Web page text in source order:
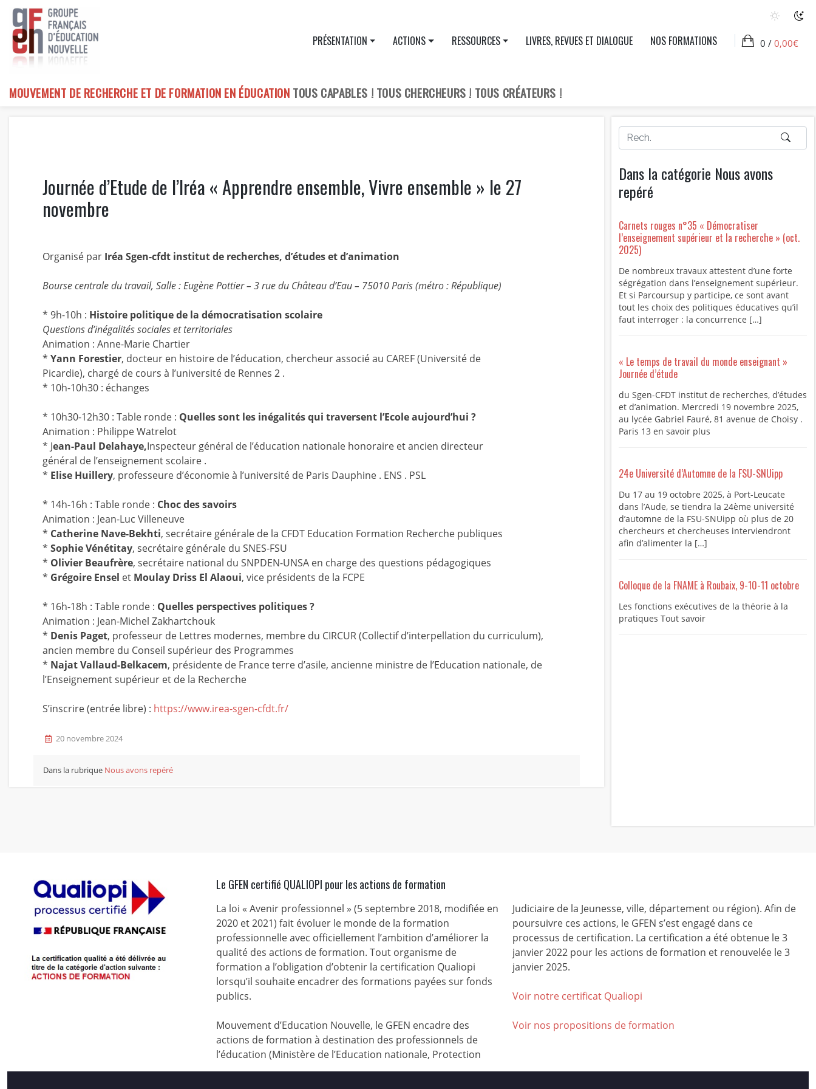
Skip
content
MOUVEMENT DE RECHERCHE ET DE FORMATION EN ÉDUCATION TOUS CAPABLES ! TOUS CHERCHEURS ! TOUS CRÉATEURS !
PRÉSENTATION ACTIONS RESSOURCES LIVRES, REVUES ET DIALOGUE NOS FORMATIONS 0 / 0,00€
Journée d’Etude de l’Iréa « Apprendre ensemble, Vivre ensemble » le 27
novembre
Organisé par Iréa Sgen-cfdt institut de recherches, d’études et d’animation
Bourse centrale du travail, Salle : Eugène Pottier – 3 rue du Château d’Eau – 75010 Paris (métro : République)
* 9h-10h : Histoire politique de la démocratisation scolaire
Questions d’inégalités sociales et territoriales
Animation : Anne-Marie Chartier
* Yann Forestier, docteur en histoire de l’éducation, chercheur associé au CAREF (Université de
Picardie), chargé de cours à l’université de Rennes 2 .
* 10h-10h30 : échanges
* 10h30-12h30 : Table ronde : Quelles sont les inégalités qui traversent l’Ecole aujourd’hui ?
Animation : Philippe Watrelot
* Jean-Paul Delahaye,Inspecteur général de l’éducation nationale honoraire et ancien directeur
général de l’enseignement scolaire .
* Elise Huillery, professeure d’économie à l’université de Paris Dauphine . ENS . PSL
* 14h-16h : Table ronde : Choc des savoirs
Animation : Jean-Luc Villeneuve
* Catherine Nave-Bekhti, secrétaire générale de la CFDT Education Formation Recherche publiques
* Sophie Vénétitay, secrétaire générale du SNES-FSU
* Olivier Beaufrère, secrétaire national du SNPDEN-UNSA en charge des questions pédagogiques
* Grégoire Ensel et Moulay Driss El Alaoui, vice présidents de la FCPE
* 16h-18h : Table ronde : Quelles perspectives politiques ?
Animation : Jean-Michel Zakhartchouk
* Denis Paget, professeur de Lettres modernes, membre du CIRCUR (Collectif d’interpellation du curriculum),
ancien membre du Conseil supérieur des Programmes
* Najat Vallaud-Belkacem, présidente de France terre d’asile, ancienne ministre de l’Education nationale, de
l’Enseignement supérieur et de la Recherche
S’inscrire (entrée libre) : https://www.irea-sgen-cfdt.fr/
20 novembre 2024
Dans la rubrique Nous avons repéré
Dans la catégorie Nous avons
repéré
Carnets rouges n°35 « Démocratiser
l’enseignement supérieur et la recherche » (oct.
2025)
De nombreux travaux attestent d’une forte
ségrégation dans l’enseignement supérieur.
Et si Parcoursup y participe, ce sont avant
tout les choix des politiques éducatives qu’il
faut interroger : la concurrence […]
« Le temps de travail du monde enseignant »
Journée d’étude
du Sgen-CFDT institut de recherches, d’études
et d’animation. Mercredi 19 novembre 2025,
au lycée Gabriel Fauré, 81 avenue de Choisy .
Paris 13 en savoir plus
24e Université d’Automne de la FSU-SNUipp
Du 17 au 19 octobre 2025, à Port-Leucate
dans l’Aude, se tiendra la 24ème université
d’automne de la FSU-SNUipp où plus de 20
chercheurs et chercheuses interviendront
afin d’alimenter la […]
Colloque de la FNAME à Roubaix, 9-10-11 octobre
Les fonctions exécutives de la théorie à la
pratiques Tout savoir
Le GFEN certifié QUALIOPI pour les actions de formation
La loi « Avenir professionnel » (5 septembre 2018, modifiée en
2020 et 2021) fait évoluer le monde de la formation
professionnelle avec officiellement l’ambition d’améliorer la
qualité des actions de formation. Tout organisme de
formation a l’obligation d’obtenir la certification Qualiopi
lorsqu’il souhaite encadrer des formations payées sur fonds
publics.
Mouvement d’Education Nouvelle, le GFEN encadre des
actions de formation à destination des professionnels de
l’éducation (Ministère de l’Education nationale, Protection
Judiciaire de la Jeunesse, ville, département ou région). Afin de
poursuivre ces actions, le GFEN s’est engagé dans ce
processus de certification. La certification a été obtenue le 3
janvier 2022 pour les actions de formation et renouvelée le 3
janvier 2025.
Voir notre certificat Qualiopi
Voir nos propositions de formation